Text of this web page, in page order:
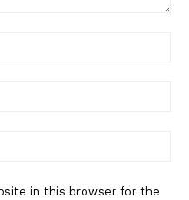
in this browser for the